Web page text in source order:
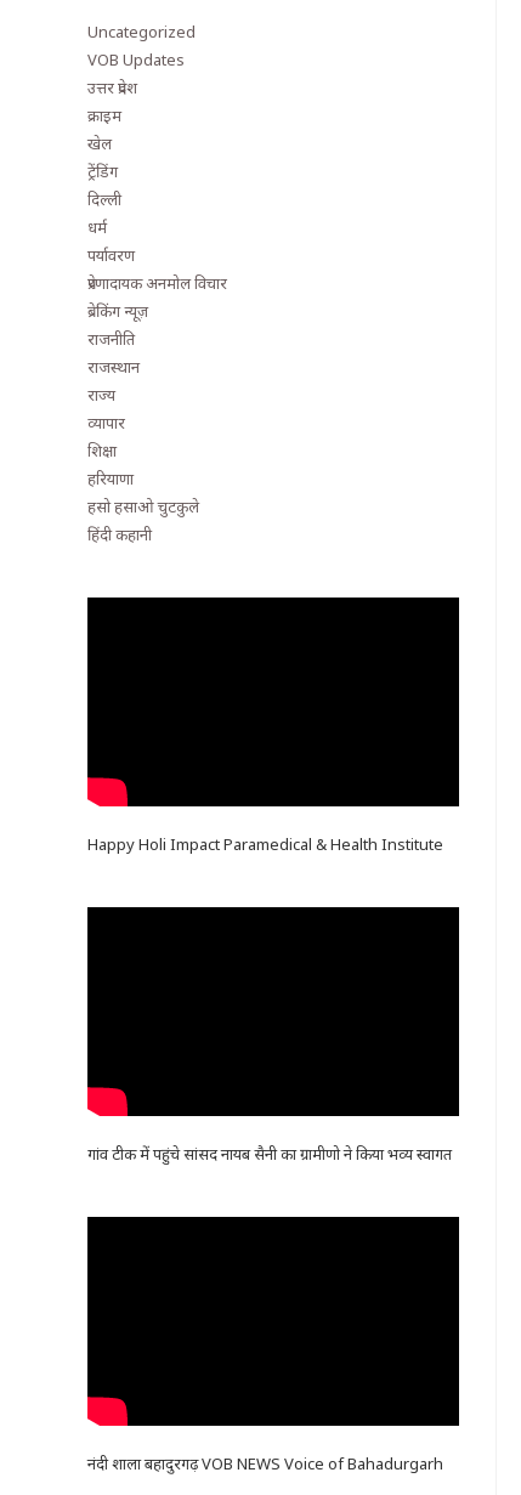
Uncategorized
VOB Updates
उत्तर प्रदेश
क्राइम
खेल
ट्रेंडिंग
दिल्ली
धर्म
पर्यावरण
प्रेरणादायक अनमोल विचार
ब्रेकिंग न्यूज़
राजनीति
राजस्थान
राज्य
व्यापार
शिक्षा
हरियाणा
हसो हसाओ चुटकुले
हिंदी कहानी
Happy Holi Impact Paramedical & Health Institute
गांव टीक में पहुंचे सांसद नायब सैनी का ग्रामीणो ने किया भव्य स्वागत
नंदी शाला बहादुरगढ़ VOB NEWS Voice of Bahadurgarh